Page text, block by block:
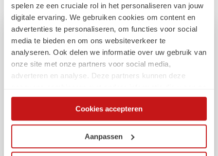
spelen ze een cruciale rol in het personaliseren van jouw
digitale ervaring. We gebruiken cookies om content en
advertenties te personaliseren, om functies voor social
media te bieden en om ons websiteverkeer te
analyseren. Ook delen we informatie over uw gebruik van
onze site met onze partners voor social media,
adverteren en analyse. Deze partners kunnen deze
heeft verstrekt of die ze hebben verzameld op basis van
uw gebruik van hun services. Via de cookieverklaring op
onze website kunt u uw toestemming op elk moment
Cookies accepteren
Aanpassen